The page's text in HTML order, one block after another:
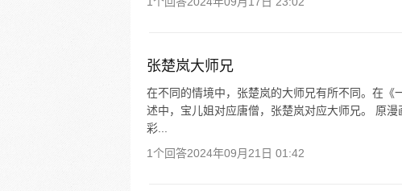
张楚岚大师兄
在不同的情境中，张楚岚的大师兄有所不同。在
述中，宝儿姐对应唐僧，张楚岚对应大师兄。 原
彩...
1个回答2024年09月21日 01:42